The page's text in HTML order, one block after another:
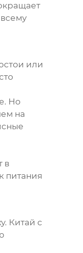
или
Но
на
в
питания
Китай с